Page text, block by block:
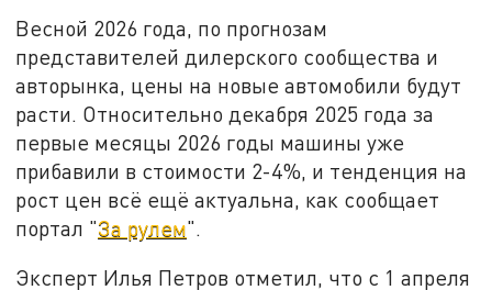
Весной 2026 года, по прогнозам
представителей дилерского сообщества и
авторынка, цены на новые автомобили будут
расти. Относительно декабря 2025 года за
первые месяцы 2026 годы машины уже
прибавили в стоимости 2-4%, и тенденция на
рост цен всё ещё актуальна, как сообщает
портал "За рулем".
Эксперт Илья Петров отметил, что с 1 апреля